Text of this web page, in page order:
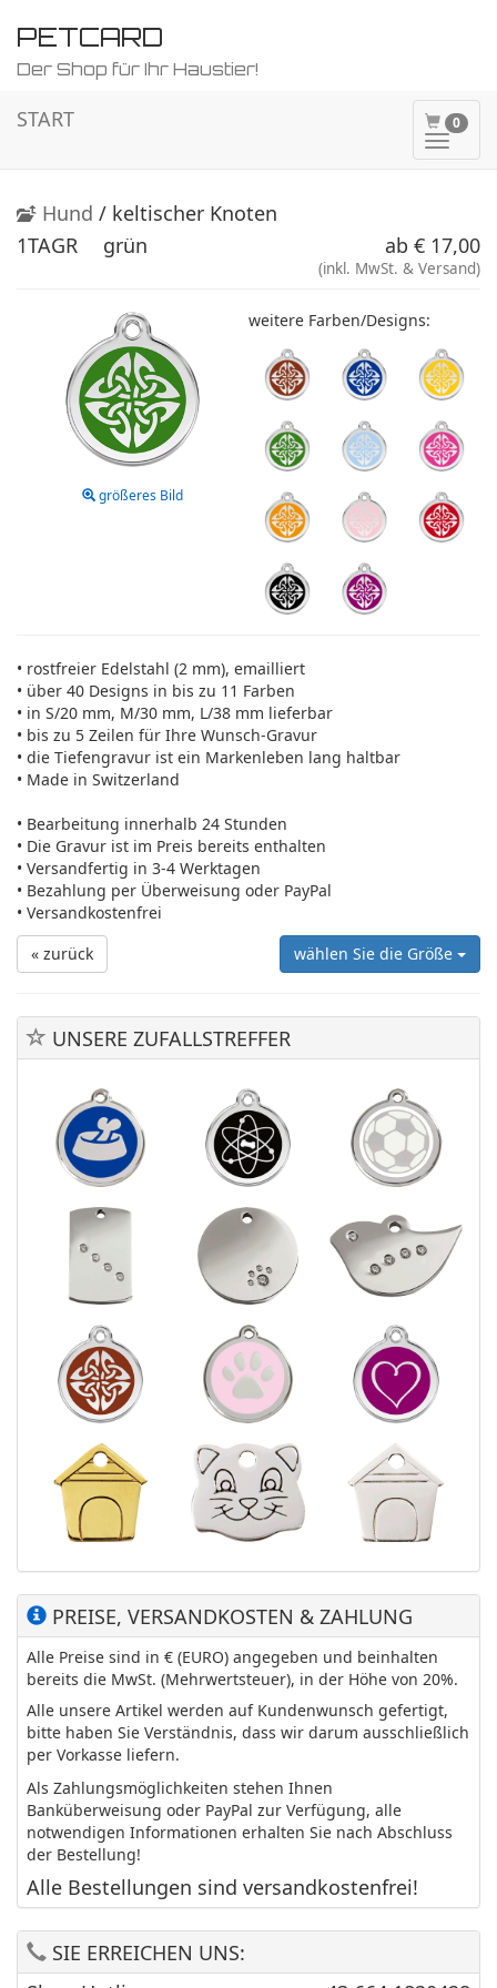
PETCARD
Der Shop für Ihr Haustier!
0
ein-/
START
Hund / keltischer Knoten
1TAGR
grün ab € 17,00
(inkl. MwSt. & Versand)
größeres Bild
weitere Farben/Designs:
• rostfreier Edelstahl (2 mm), emailliert
• über 40 Designs in bis zu 11 Farben
• in S/20 mm, M/30 mm, L/38 mm lieferbar
• bis zu 5 Zeilen für Ihre Wunsch-Gravur
• die Tiefengravur ist ein Markenleben lang haltbar
• Made in Switzerland
• Bearbeitung innerhalb 24 Stunden
• Die Gravur ist im Preis bereits enthalten
• Versandfertig in 3-4 Werktagen
• Bezahlung per Überweisung oder PayPal
• Versandkostenfrei
« zurück
wählen Sie die Größe
UNSERE ZUFALLSTREFFER
PREISE, VERSANDKOSTEN & ZAHLUNG
Alle Preise sind in € (EURO) angegeben und beinhalten
bereits die MwSt. (Mehrwertsteuer), in der Höhe von 20%.
Alle unsere Artikel werden auf Kundenwunsch gefertigt,
bitte haben Sie Verständnis, dass wir darum ausschließlich
per Vorkasse liefern.
Als Zahlungsmöglichkeiten stehen Ihnen
Banküberweisung oder PayPal zur Verfügung, alle
notwendigen Informationen erhalten Sie nach Abschluss
der Bestellung!
Alle Bestellungen sind versandkostenfrei!
SIE ERREICHEN UNS: